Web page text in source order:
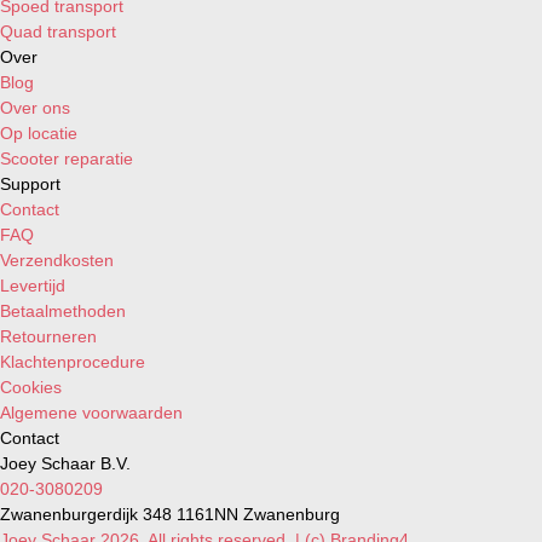
Spoed transport
Quad transport
Over
Blog
Over ons
Op locatie
Scooter reparatie
Support
Contact
FAQ
Verzendkosten
Levertijd
Betaalmethoden
Retourneren
Klachtenprocedure
Cookies
Algemene voorwaarden
Contact
Joey Schaar B.V.
020-3080209
Zwanenburgerdijk 348 1161NN Zwanenburg